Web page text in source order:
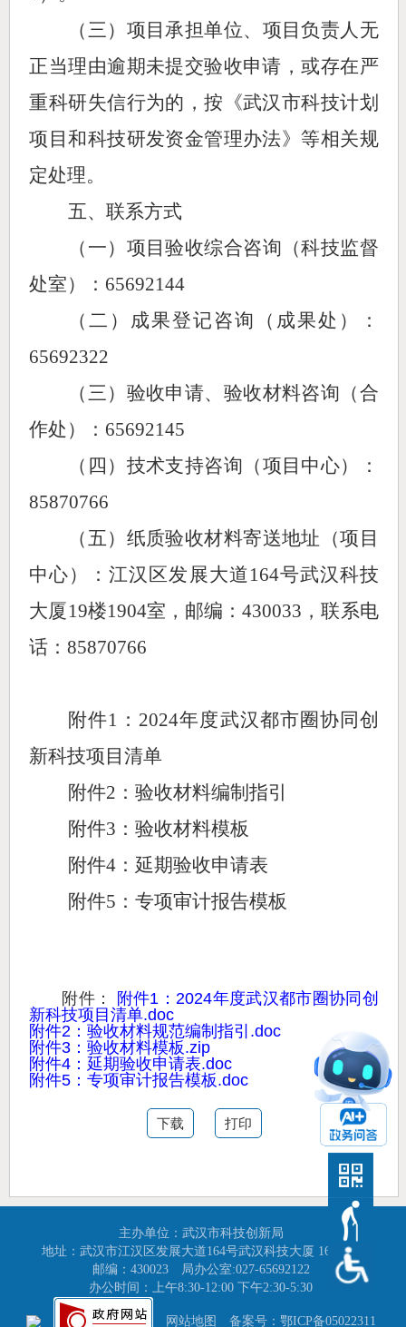
（三） 项目承担单位、项目负责人 无
正当理由逾期未提交验收申请，或存在严
重科研失信行为的，按 《武汉市科技计划
项目和科技研发资金管理办法》等相关规
定处理。
五、联系方式
（一）项目验收综合咨询（科技监督
处室）： 65692144
（二）成果登记咨询（成果处）：
65692322
（三）验收申请、验收材料咨询 （合
作处）： 65692145
（ 四 ）技术支持咨询（项目中心）：
85870766
（五）纸质验收材料寄送地址（项目
中心）：江汉区发展大道164号武汉科技
大厦19楼1904室， 邮编：430033，联系电
话：85870766
附件1：2024年度武汉都市圈协同创
新科技项目清单
附件2：验收材料编制指引
附件3：验收材料模板
附件4 ：延期验收申请表
附件5 ：专项审计报告模板
附件：
附件1：2024年度武汉都市圈协同创
新科技项目清单.doc
附件2：验收材料规范编制指引.doc
附件3：验收材料模板.zip
附件4：延期验收申请表.doc
附件5：专项审计报告模板.doc
下载 打印
主办单位：武汉市科技创新局
地址：武汉市江汉区发展大道164号武汉科技大厦 16-17楼
邮编：430023
局办公室:027-65692122
办公时间：上午8:30-12:00 下午2:30-5:30
网站地图 备案号：鄂ICP备05022311